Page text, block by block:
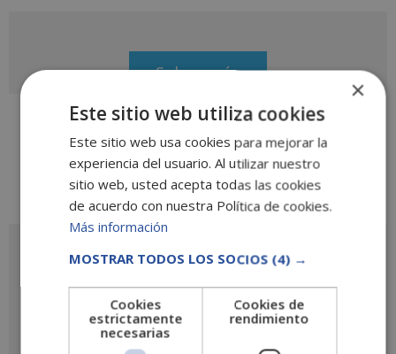
Saber más
Solicita más información
×
Este sitio web utiliza cookies
Este sitio web usa cookies para mejorar la
experiencia del usuario. Al utilizar nuestro
sitio web, usted acepta todas las cookies
de acuerdo con nuestra Política de cookies.
Más información
MOSTRAR TODOS LOS SOCIOS (4) →
Cookies
estrictamente
necesarias
Cookies de
rendimiento